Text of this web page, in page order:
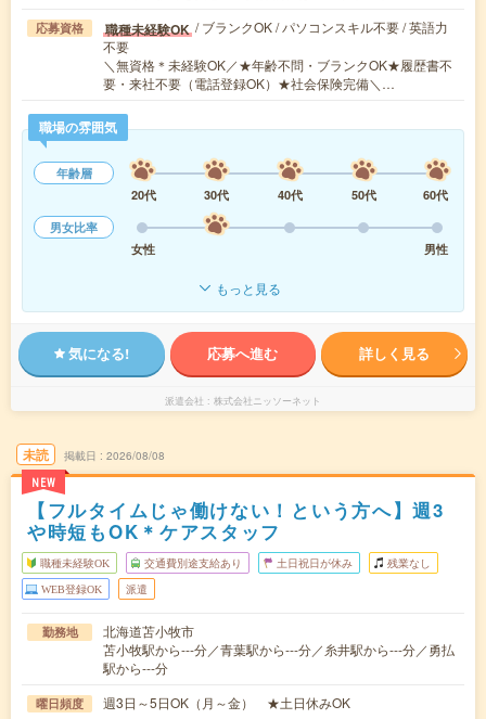
応募資格 職種未経験OK / ブランクOK / パソコンスキル不要 / 英語力
不要
＼無資格＊未経験OK／★年齢不問・ブランクOK★履歴書不
要・来社不要（電話登録OK）★社会保険完備＼…
職場の雰囲気
年齢層
20代
30代 40代 50代
60代
男女比率
女性
男性
もっと見る
気になる! 応募へ進む 詳しく見る
派遣会社 株式会社ニッソーネット
未読
NEW
掲載日 2026/08/08
【フルタイムじゃ働けない！という方へ】週3
や時短もOK＊ケアスタッフ
職種未経験OK 交通費別途支給あり 土日祝日が休み 残業なし
WEB登録OK 派遣
勤務地
北海道苫小牧市
苫小牧駅から---分／青葉駅から---分／糸井駅から---分／勇払
駅から---分
曜日頻度 週3日～5日OK（月～金） ★土日休みOK